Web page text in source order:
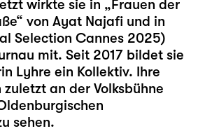
wirkte sie in „Frauen der
von Ayat Najafi und in
Selection Cannes 2025)
mit. Seit 2017 bildet sie
Lyhre ein Kollektiv. Ihre
an der Volksbühne
sehen.